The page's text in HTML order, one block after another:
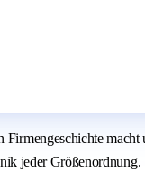
macht
jeder Größenordnung.